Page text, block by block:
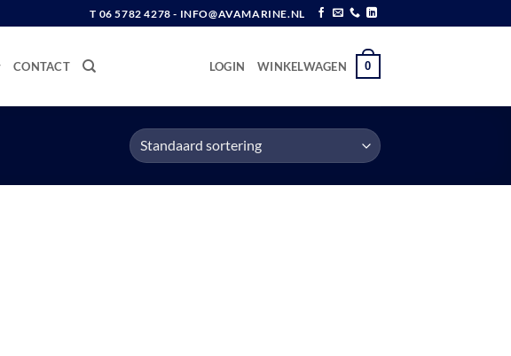
T 06 5782 4278 - INFO@AVAMARINE.NL
CONTACT LOGIN WINKELWAGEN 0